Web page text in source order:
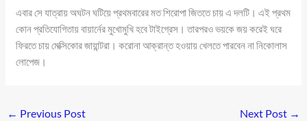
এবার সে যাত্রায় অঘটন ঘটিয়ে প্রথমবারের মত শিরোপা জিততে চায় এ দলটি। এই প্রথম
কোন প্রতিযোগিতায় বায়ার্নের মুখোমুখি হবে টাইগ্রেস। তারপরও ভয়কে জয় করেই ঘরে
ফিরতে চায় মেক্সিকোর জায়ান্টরা। করোনা আক্রান্ত হওয়ায় খেলতে পারবেন না নিকোলাস
লোপেজ।
← Previous Post Next Post →